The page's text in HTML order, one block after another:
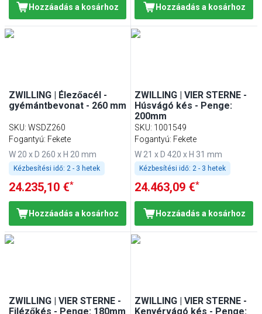
Hozzáadás a kosárhoz Hozzáadás a kosárhoz
ZWILLING | Élezőacél -
gyémántbevonat - 260 mm
SKU: WSDZ260
Fogantyú: Fekete
W 20 x D 260 x H 20 mm
Kézbesítési idő: 2 - 3 hetek
24.235,10 €*
Hozzáadás a kosárhoz
ZWILLING | VIER STERNE -
Húsvágó kés - Penge:
200mm
SKU: 1001549
Fogantyú: Fekete
W 21 x D 420 x H 31 mm
Kézbesítési idő: 2 - 3 hetek
24.463,09 €*
Hozzáadás a kosárhoz
ZWILLING | VIER STERNE -
Filézőkés - Penge: 180mm
ZWILLING | VIER STERNE -
Kenyérvágó kés - Penge: